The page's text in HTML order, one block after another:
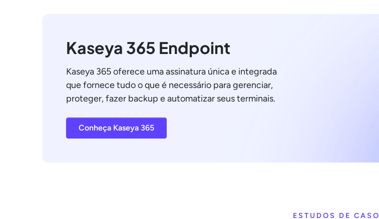
Kaseya 365 Endpoint
Kaseya 365 oferece uma assinatura única e integrada
que fornece tudo o que é necessário para gerenciar,
proteger, fazer backup e automatizar seus terminais.
Conheça Kaseya 365
ESTUDOS DE CASO